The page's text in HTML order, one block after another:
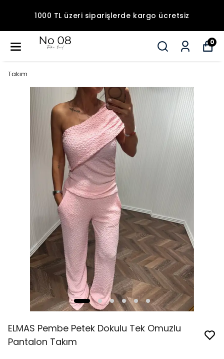
1000 TL üzeri siparişlerde kargo ücretsiz
0
Takım
ELMAS Pembe Petek Dokulu Tek Omuzlu
Pantalon Takım